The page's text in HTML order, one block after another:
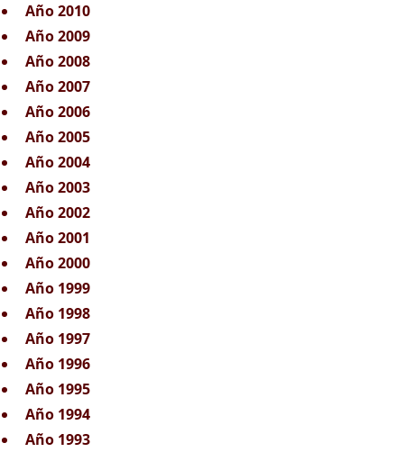
Año 2010
Año 2009
Año 2008
Año 2007
Año 2006
Año 2005
Año 2004
Año 2003
Año 2002
Año 2001
Año 2000
Año 1999
Año 1998
Año 1997
Año 1996
Año 1995
Año 1994
Año 1993